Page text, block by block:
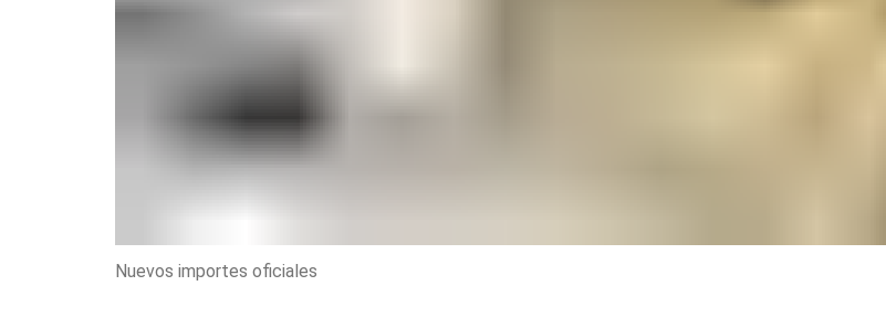
Nuevos importes oficiales